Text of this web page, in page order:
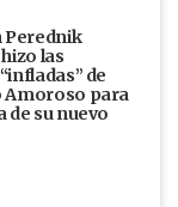
Perednik
las
de
Amoroso para
de su nuevo